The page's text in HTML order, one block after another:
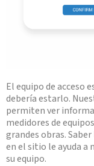
El equipo de acceso
debería estarlo.
permiten ver
medidores de
grandes obras.
en el sitio le ayuda a
su equipo.